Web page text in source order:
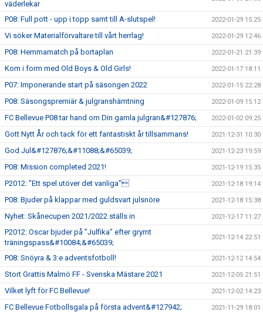
väderlekar
P08: Full pott - upp i topp samt till A-slutspel! 2022-01-29 15:25
Vi söker Materialförvaltare till vårt herrlag! 2022-01-29 12:46
P08: Hemmamatch på bortaplan 2022-01-21 21:39
Kom i form med Old Boys & Old Girls! 2022-01-17 18:11
P07: Imponerande start på säsongen 2022 2022-01-15 22:28
P08: Säsongspremiär & julgranshämtning 2022-01-09 15:12
FC Bellevue P08 tar hand om Din gamla julgran&#127876; 2022-01-02 09:25
Gott Nytt År och tack för ett fantastiskt år tillsammans! 2021-12-31 10:30
God Jul&#127876;&#11088;&#65039; 2021-12-23 19:59
P08: Mission completed 2021! 2021-12-19 15:35
P2012: ”Ett spel utöver det vanliga” 2021-12-18 19:14
P08: Bjuder på klappar med guldsvart julsnöre 2021-12-18 15:38
Nyhet: Skånecupen 2021/2022 ställs in 2021-12-17 11:27
P2012: Oscar bjuder på ”Julfika” efter grymt
träningspass&#10084;&#65039;
2021-12-14 22:51
P08: Snöyra & 3:e adventsfotboll! 2021-12-12 14:54
Stort Grattis Malmö FF - Svenska Mästare 2021 2021-12-05 21:51
Vilket lyft för FC Bellevue! 2021-12-02 14:23
FC Bellevue Fotbollsgala på första advent&#127942; 2021-11-29 18:01